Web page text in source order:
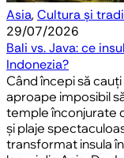
Asia,Cultura și
29/07/2026
Bali vs. Java: ce
Indonezia?
Când începi să
aproape imposibil
temple înconjurate
și plaje
transformat insula